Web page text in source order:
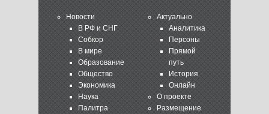
Новости
В РФ и СНГ
Собкор
В мире
Образование
Общество
Экономика
Наука
Палитра
Актуально
Аналитика
Персоны
Прямой
путь
История
Онлайн
О проекте
Размещение